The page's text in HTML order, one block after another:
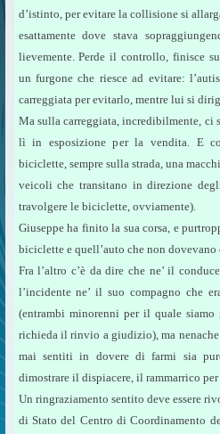
d’istinto, per evitare la collisione si
esattamente dove stava
lievemente. Perde il controllo, finisce
un furgone che riesce ad evitare:
carreggiata per evitarlo, mentre lui si
Ma sulla carreggiata, incredibilmente, ci
lì in esposizione per la vendita. E
biciclette, sempre sulla strada, una
veicoli che transitano in direzione
travolgere le biciclette, ovviamente).
Giuseppe ha finito la sua corsa, e
biciclette e quell’auto che non dovevano
Fra l’altro c’è da dire che ne’ il
l’incidente ne’ il suo compagno che
(entrambi minorenni per il quale
richieda il rinvio a giudizio), ma
mai sentiti in dovere di farmi sia
dimostrare il dispiacere, il rammarrico per
Un ringraziamento sentito deve essere
di Stato del Centro di Coordinamento